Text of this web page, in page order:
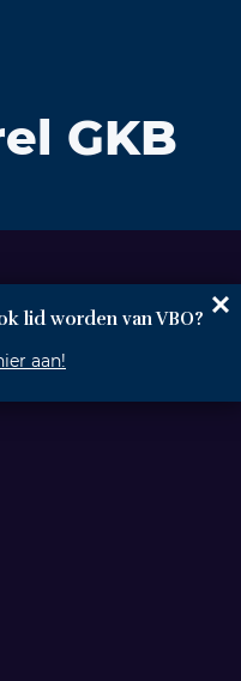
GKB
lid worden van VBO?
aan!